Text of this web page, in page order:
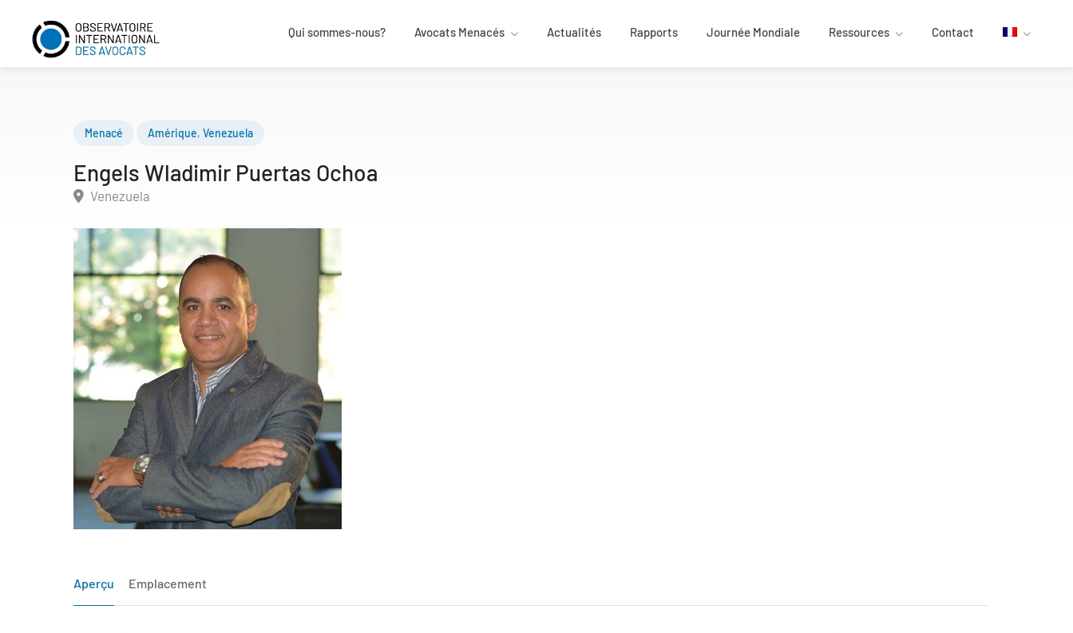
Qui sommes-nous? Avocats Menacés Actualités Rapports Journée Mondiale Ressources Contact
Menacé Amérique,Venezuela
Engels Wladimir Puertas Ochoa
Venezuela
Aperçu Emplacement